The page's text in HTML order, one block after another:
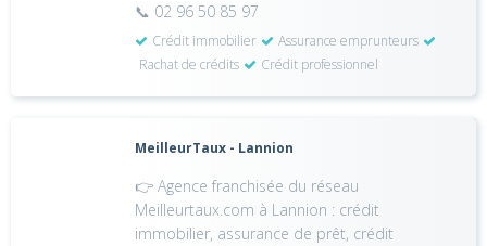
📞 02 96 50 85 97
Crédit immobilier
Assurance emprunteurs
Rachat de crédits
Crédit professionnel
MeilleurTaux - Lannion
👉 Agence franchisée du réseau
Meilleurtaux.com à Lannion : crédit
immobilier, assurance de prêt, crédit